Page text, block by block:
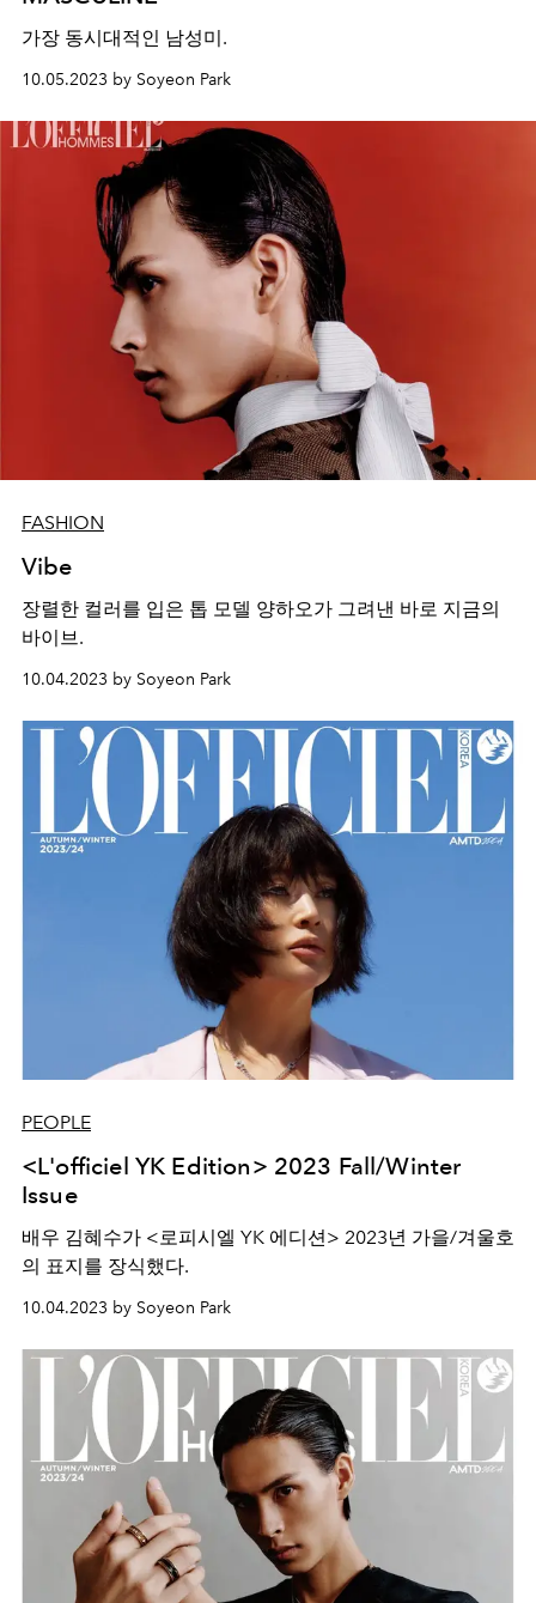
가장 동시대적인 남성미.
10.05.2023 by Soyeon Park
FASHION
Vibe
장렬한 컬러를 입은 톱 모델 양하오가 그려낸 바로 지금의
바이브.
10.04.2023 by Soyeon Park
PEOPLE
<L'officiel YK Edition> 2023 Fall/Winter
Issue
배우 김혜수가 <로피시엘 YK 에디션> 2023년 가을/겨울호
의 표지를 장식했다.
10.04.2023 by Soyeon Park